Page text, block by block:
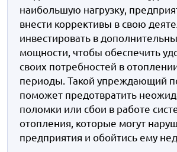
наибольшую нагрузку,
внести коррективы в свою
инвестировать в
мощности, чтобы обеспечить
своих потребностей в
периоды. Такой упреждающий
поможет предотвратить
поломки или сбои в работе
отопления, которые могут
предприятия и обойтись ему